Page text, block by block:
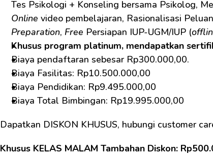
Tes Psikologi + Konseling bersama Psikolog,
Online video pembelajaran, Rasionalisasi
Preparation, Free Persiapan IUP-UGM/IUP (
Khusus program platinum, mendapatkan
Biaya pendaftaran sebesar Rp300.000,00.
Biaya Fasilitas: Rp10.500.000,00
Biaya Pendidikan: Rp9.495.000,00
Biaya Total Bimbingan: Rp19.995.000,00
Dapatkan DISKON KHUSUS, hubungi customer
Khusus KELAS MALAM Tambahan Diskon: